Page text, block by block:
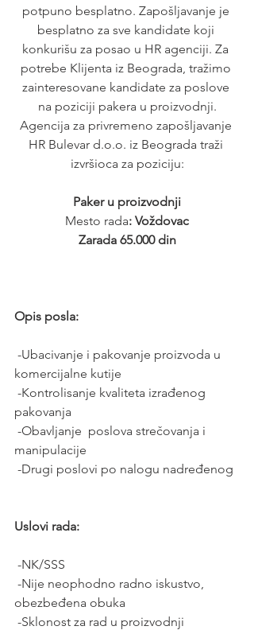
potpuno besplatno. Zapošljavanje je
besplatno za sve kandidate koji
konkurišu za posao u HR agenciji. Za
potrebe Klijenta iz Beograda, tražimo
zainteresovane kandidate za poslove
na poziciji pakera u proizvodnji.
Agencija za privremeno zapošljavanje
HR Bulevar d.o.o. iz Beograda traži
izvršioca za poziciju:
Paker u proizvodnji
Mesto rada: Voždovac
Zarada 65.000 din
Opis posla:
komercijalne kutije
pakovanja
manipulacije
-Drugi poslovi po nalogu nadređenog
Uslovi rada:
-NK/SSS
obezbeđena obuka
-Sklonost za rad u proizvodnji